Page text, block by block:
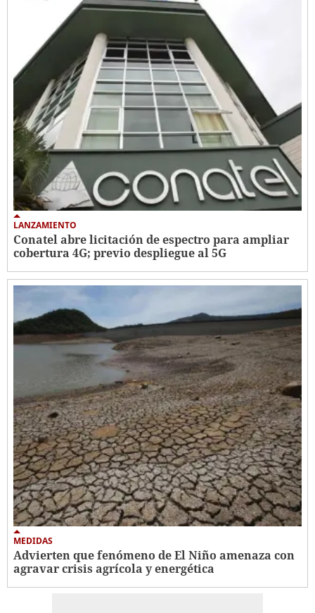
LANZAMIENTO
Conatel abre licitación de espectro para ampliar
cobertura 4G; previo despliegue al 5G
MEDIDAS
Advierten que fenómeno de El Niño amenaza con
agravar crisis agrícola y energética